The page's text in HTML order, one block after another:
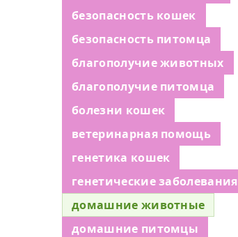
безопасность кошек
безопасность питомца
благополучие животных
благополучие питомца
болезни кошек
ветеринарная помощь
генетика кошек
генетические заболевания
домашние животные
домашние питомцы